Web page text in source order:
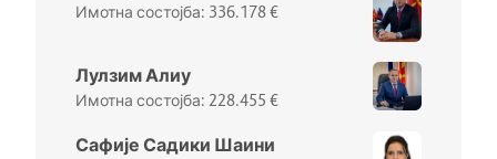
336.178€
Лулзим Алиу
228.455 €
Сафије Садики Шаини